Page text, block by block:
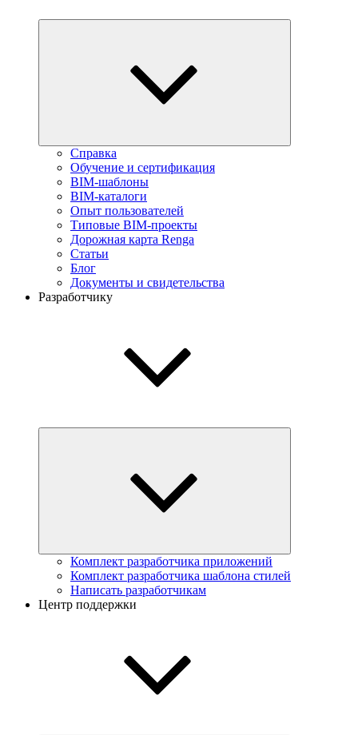
Справка
Обучение и сертификация
BIM-шаблоны
BIM-каталоги
Опыт пользователей
Типовые BIM-проекты
Дорожная карта Renga
Статьи
Блог
Документы и свидетельства
Разработчику
Комплект разработчика приложений
Комплект разработчика шаблона стилей
Написать разработчикам
Центр поддержки